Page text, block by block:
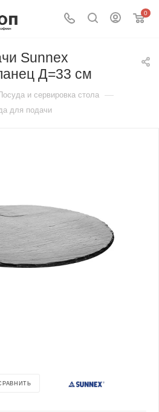
0
Sunnex
Д=33 см
и сервировка стола —
для подачи